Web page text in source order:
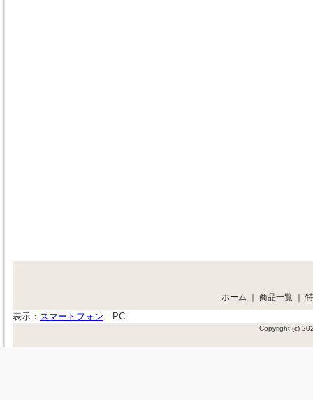
ホーム ｜ 商品一覧 ｜
表示： スマートフォン ｜ PC
Copyright (c)